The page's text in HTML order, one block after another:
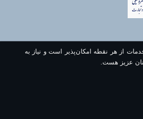
از هر نقطه امکان‌پذیر است و نیاز به
عزیز هست.